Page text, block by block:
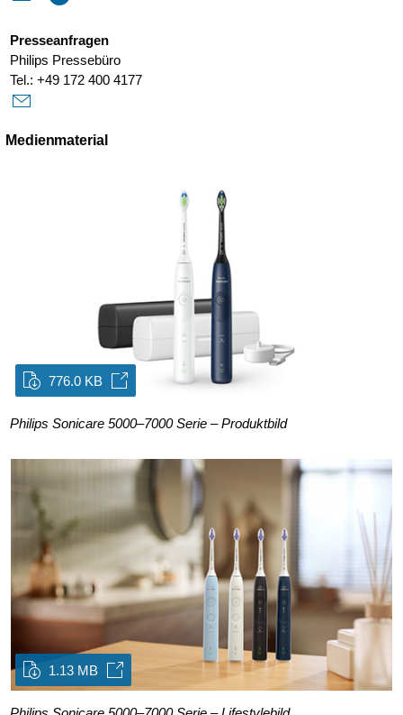
Presseanfragen
Philips Pressebüro
Tel.: +49 172 400 4177
Medienmaterial
776.0 KB
Philips Sonicare 5000–7000 Serie – Produktbild
1.13 MB